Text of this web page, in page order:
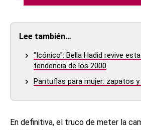
Lee también…
"Icónico": Bella Hadid revive
tendencia de los 2000
Pantuflas para mujer: zapatos
En definitiva, el truco de meter la